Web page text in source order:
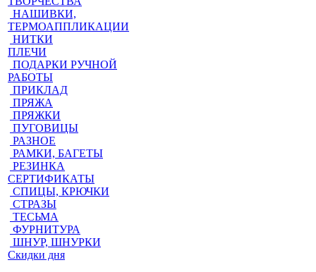
НАШИВКИ,
ТЕРМОАППЛИКАЦИИ
НИТКИ
ПЛЕЧИ
ПОДАРКИ РУЧНОЙ
РАБОТЫ
ПРИКЛАД
ПРЯЖА
ПРЯЖКИ
ПУГОВИЦЫ
РАЗНОЕ
РАМКИ, БАГЕТЫ
РЕЗИНКА
СЕРТИФИКАТЫ
СПИЦЫ, КРЮЧКИ
СТРАЗЫ
ТЕСЬМА
ФУРНИТУРА
ШНУР, ШНУРКИ
Скидки дня